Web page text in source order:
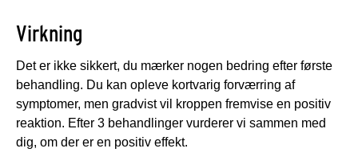
Virkning
Det er ikke sikkert, du mærker nogen bedring efter første
behandling. Du kan opleve kortvarig forværring af
symptomer, men gradvist vil kroppen fremvise en positiv
reaktion. Efter 3 behandlinger vurderer vi sammen med
dig, om der er en positiv effekt.